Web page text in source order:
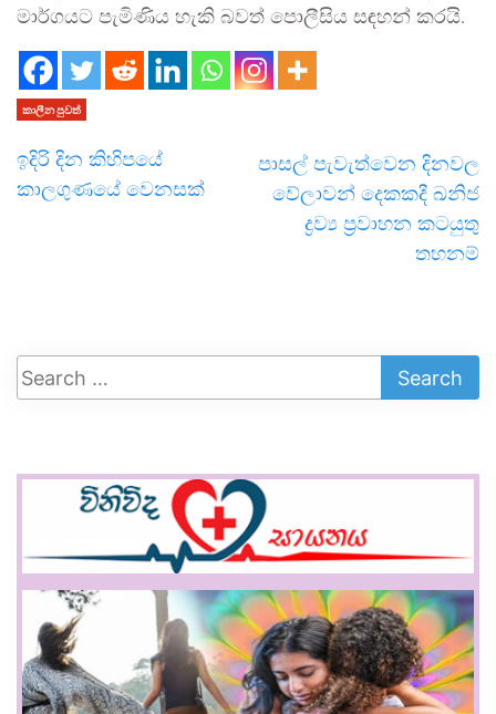
මාර්ගයට පැමිණිය හැකි බවත් පොලීසිය සඳහන් කරයි.
කාලීන පුවත්
ඉදිරි දින කිහිපයේ
කාලගුණයේ වෙනසක්
පාසල් පැවැත්වෙන දිනවල
වේලාවන් දෙකකදී ඛනිජ
ද්‍රව්‍ය ප්‍රවාහන කටයුතු
තහනම්